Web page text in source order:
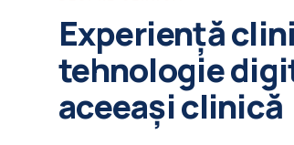
Experiență
tehnologie
aceeași clinică